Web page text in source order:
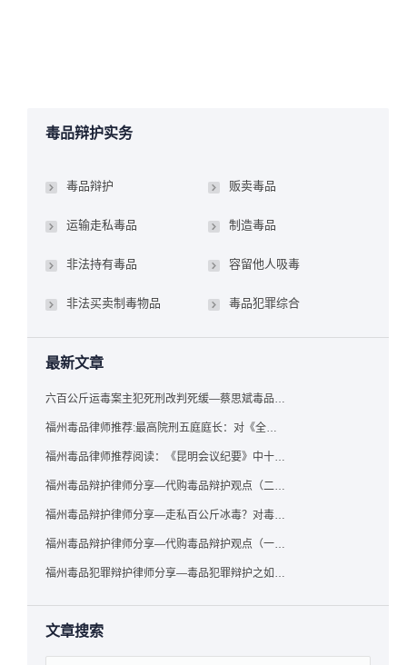
毒品辩护实务
毒品辩护 贩卖毒品
运输走私毒品 制造毒品
非法持有毒品 容留他人吸毒
非法买卖制毒物品 毒品犯罪综合
最新文章
六百公斤运毒案主犯死刑改判死缓—蔡思斌毒品犯罪辩护成功案例
福州毒品律师推荐:最高院刑五庭庭长：对《全国法院毒品案件审判工作会议纪要》的理解与适用
福州毒品律师推荐阅读：《昆明会议纪要》中十个“意想不到”的规定
福州毒品辩护律师分享—代购毒品辩护观点（二）——“牟利”之辩
福州毒品辩护律师分享—走私百公斤冰毒？对毒品缺失型走私毒品罪案件，该如何有效辩护
福州毒品辩护律师分享—代购毒品辩护观点（一）——“真假”之辩
福州毒品犯罪辩护律师分享—毒品犯罪辩护之如何提炼言辞证据
文章搜索